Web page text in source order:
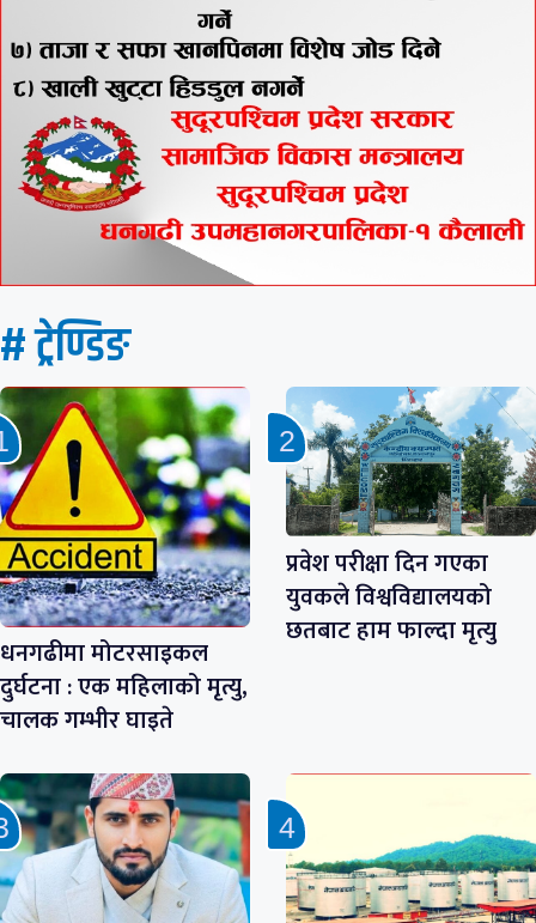
# ट्रेण्डिङ
धनगढीमा मोटरसाइकल
दुर्घटना : एक महिलाको मृत्यु,
चालक गम्भीर घाइते
प्रवेश परीक्षा दिन गएका
युवकले विश्वविद्यालयको
छतबाट हाम फाल्दा मृत्यु